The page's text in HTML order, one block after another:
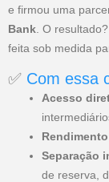
e firmou uma
Bank . O
feita sob medida
✅ Com essa
Acesso
Separação
de reserva,